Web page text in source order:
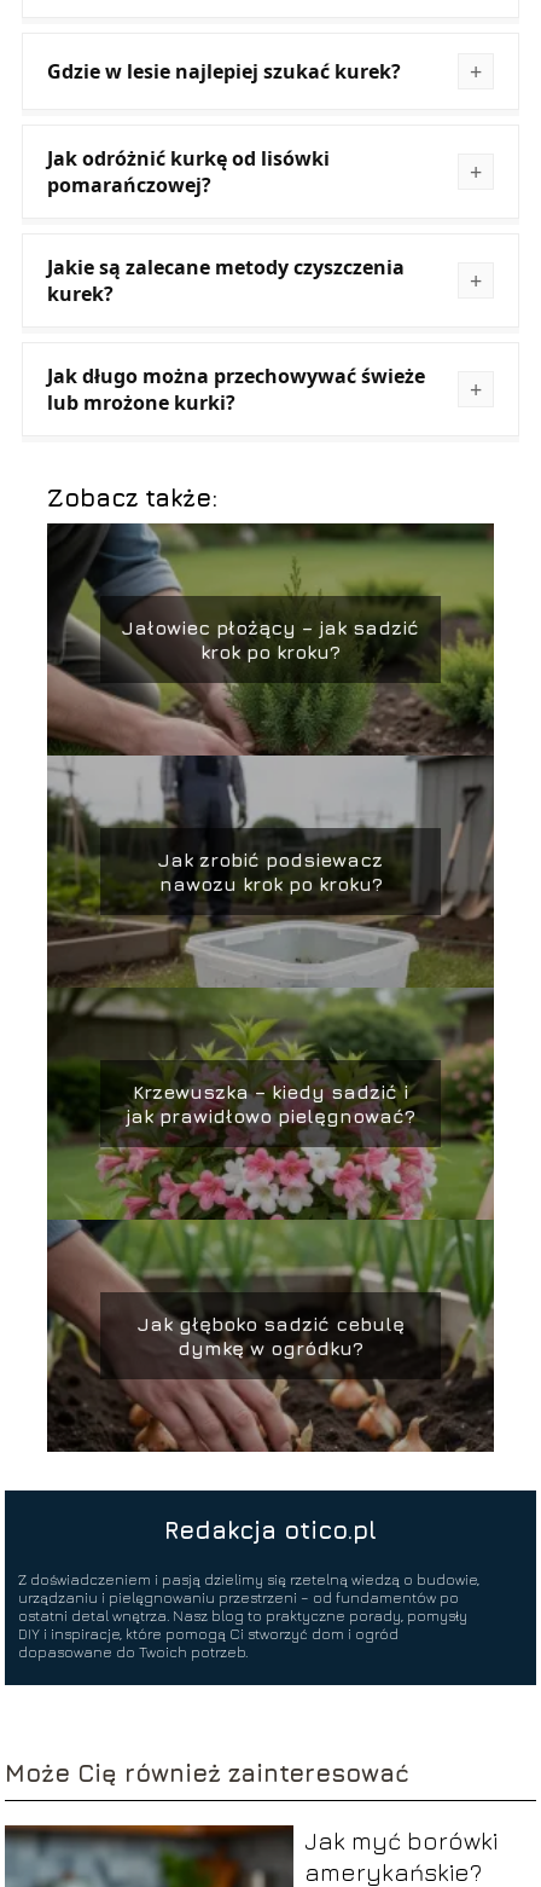
Gdzie w lesie najlepiej szukać kurek?
Jak odróżnić kurkę od lisówki
pomarańczowej?
Jakie są zalecane metody czyszczenia
kurek?
Jak długo można przechowywać świeże
lub mrożone kurki?
Zobacz także:
Jałowiec płożący – jak sadzić
krok po kroku?
Jak zrobić podsiewacz
nawozu krok po kroku?
Krzewuszka – kiedy sadzić i
jak prawidłowo pielęgnować?
Jak głęboko sadzić cebulę
dymkę w ogródku?
Redakcja otico.pl
Z doświadczeniem i pasją dzielimy się rzetelną wiedzą o budowie,
urządzaniu i pielęgnowaniu przestrzeni – od fundamentów po
ostatni detal wnętrza. Nasz blog to praktyczne porady, pomysły
DIY i inspiracje, które pomogą Ci stworzyć dom i ogród
dopasowane do Twoich potrzeb.
Może Cię również zainteresować
Jak myć borówki
amerykańskie?